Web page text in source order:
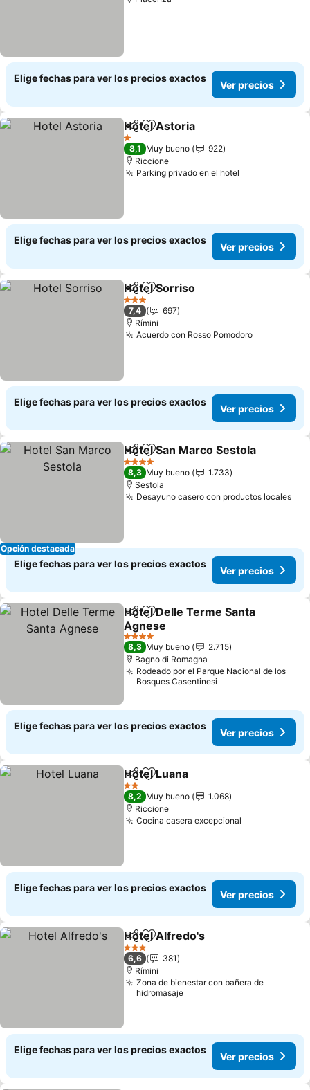
Elige fechas para ver los precios exactos
Ver precios
CompartirAgregar a favoritos
Hotel Astoria
1 Estrellas
8,1 Muy bueno
922
Riccione
Parking privado en el hotel
Elige fechas para ver los precios exactos
Ver precios
CompartirAgregar a favoritos
Hotel Sorriso
3 Estrellas
7,4
697
Rímini
Acuerdo con Rosso Pomodoro
Elige fechas para ver los precios exactos
Ver precios
Opción destacada
CompartirAgregar a favoritos
Hotel San Marco Sestola
4 Estrellas
8,3 Muy bueno
1.733
Sestola
Desayuno casero con productos locales
Elige fechas para ver los precios exactos
Ver precios
CompartirAgregar a favoritos
Hotel Delle Terme Santa
Agnese
4 Estrellas
8,3 Muy bueno
2.715
Bagno di Romagna
Rodeado por el Parque Nacional de los
Bosques Casentinesi
Elige fechas para ver los precios exactos
Ver precios
CompartirAgregar a favoritos
Hotel Luana
2 Estrellas
8,2 Muy bueno
1.068
Riccione
Cocina casera excepcional
Elige fechas para ver los precios exactos
Ver precios
CompartirAgregar a favoritos
Hotel Alfredo's
3 Estrellas
6,6
381
Rímini
Zona de bienestar con bañera de
hidromasaje
Elige fechas para ver los precios exactos
Ver precios